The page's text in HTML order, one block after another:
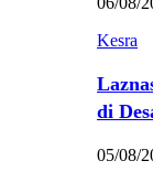
Kesra
di
05/08/